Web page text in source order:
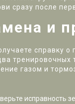
сразу после
и
справку
тренировочных
газом и
исправность